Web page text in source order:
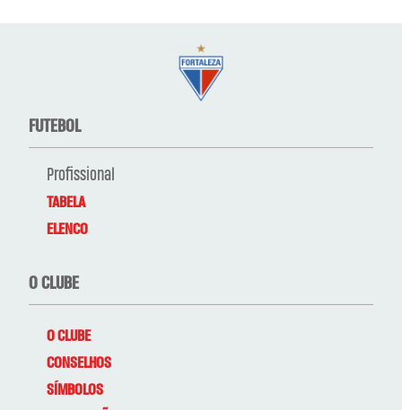
FUTEBOL
Profissional
TABELA
ELENCO
O CLUBE
O CLUBE
CONSELHOS
SÍMBOLOS